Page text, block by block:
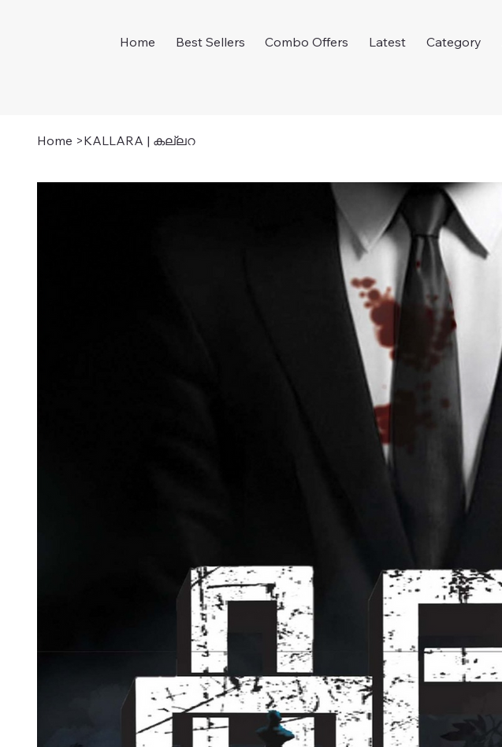
Home Best Sellers Combo Offers Latest Category
Home >KALLARA | കല്ലറ